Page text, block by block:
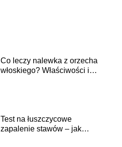
Co leczy nalewka z orzecha
włoskiego? Właściwości i
Test na łuszczycowe
zapalenie stawów – jak